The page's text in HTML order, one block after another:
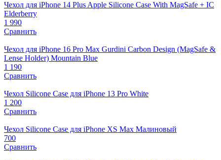
Чехол для iPhone 14 Plus Apple Silicone Case With MagSafe + IC
Elderberry
1 990
Сравнить
Чехол для iPhone 16 Pro Max Gurdini Carbon Design (MagSafe &
Lense Holder) Mountain Blue
1 190
Сравнить
Чехол Silicone Case для iPhone 13 Pro White
1 200
Сравнить
Чехол Silicone Case для iPhone XS Max Малиновый
700
Сравнить